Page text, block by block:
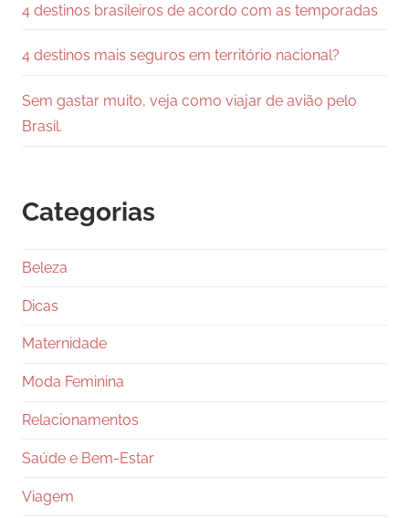
4 destinos brasileiros de acordo com as temporadas
4 destinos mais seguros em território nacional?
Sem gastar muito, veja como viajar de avião pelo
Brasil.
Categorias
Beleza
Dicas
Maternidade
Moda Feminina
Relacionamentos
Saúde e Bem-Estar
Viagem